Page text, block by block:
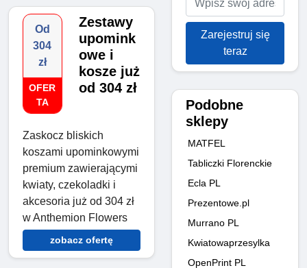
Od
304
zł
OFER
TA
Zestawy
upomink
owe i
kosze już
od 304 zł
Zaskocz bliskich
koszami upominkowymi
premium zawierającymi
kwiaty, czekoladki i
akcesoria już od 304 zł
w Anthemion Flowers
zobacz ofertę
Zarejestruj się
teraz
Podobne
sklepy
MATFEL
Tabliczki Florenckie
Ecla PL
Prezentowe.pl
Murrano PL
Kwiatowaprzesylka
OpenPrint PL